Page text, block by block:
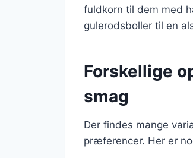
fuldkorn til dem med
gulerodsboller til en
Forskellige
smag
Der findes mange
præferencer. Her er